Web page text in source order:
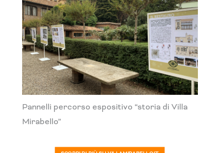
Pannelli percorso espositivo “storia di Villa
Mirabello”